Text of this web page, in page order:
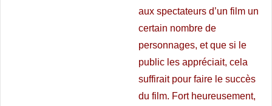
aux spectateurs d’un film un
certain nombre de
personnages, et que si le
public les appréciait, cela
suffirait pour faire le succès
du film. Fort heureusement,